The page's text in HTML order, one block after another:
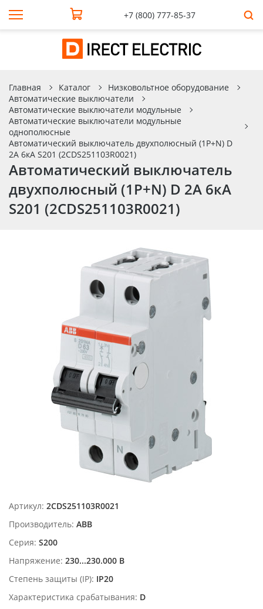
+7 (800) 777-85-37
Главная Каталог
Низковольтное оборудование
Автоматические выключатели
Автоматические выключатели модульные
Автоматические выключатели модульные
однополюсные
Автоматический выключатель двухполюсный (1P+N) D
2А 6кА S201 (2CDS251103R0021)
Автоматический выключатель
двухполюсный (1P+N) D 2А 6кА
S201 (2CDS251103R0021)
Артикул: 2CDS251103R0021
Производитель: ABB
Серия: S200
Напряжение: 230...230.000 В
Степень защиты (IP): IP20
Характеристика срабатывания: D